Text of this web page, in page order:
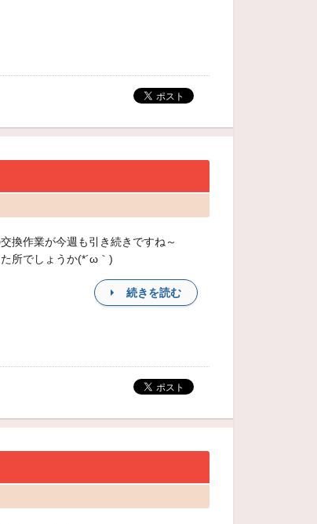
換作業が今週も引き続きですね～
所でしょうか(*´ω｀)
続きを読む